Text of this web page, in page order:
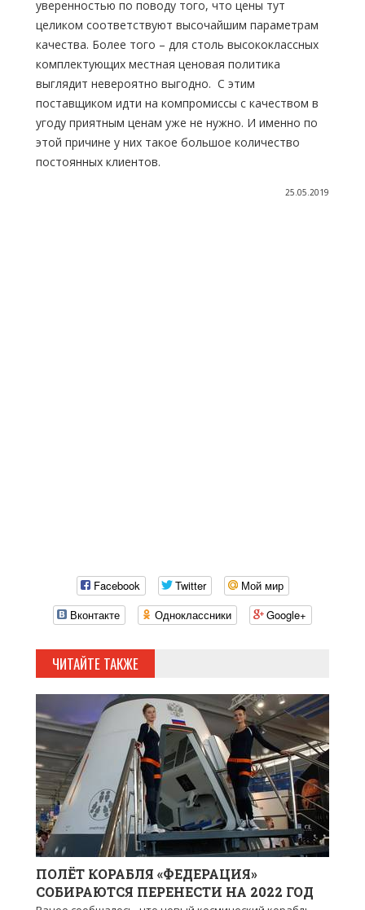
уверенностью по поводу того, что цены тут
целиком соответствуют высочайшим параметрам
качества. Более того – для столь высококлассных
комплектующих местная ценовая политика
выглядит невероятно выгодно. С этим
поставщиком идти на компромиссы с качеством в
угоду приятным ценам уже не нужно. И именно по
этой причине у них такое большое количество
постоянных клиентов.
25.05.2019
Facebook Twitter
Мой мир
Вконтакте
Одноклассники Google+
ЧИТАЙТЕ ТАКЖЕ
ПОЛЁТ КОРАБЛЯ «ФЕДЕРАЦИЯ»
СОБИРАЮТСЯ ПЕРЕНЕСТИ НА 2022 ГОД